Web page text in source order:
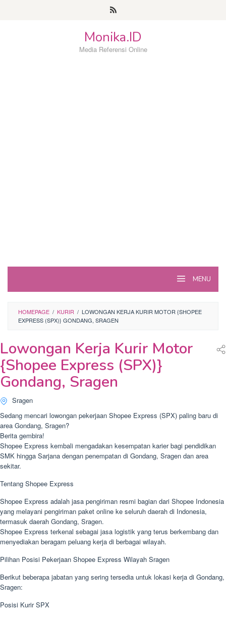
Monika.ID
Media Referensi Online
MENU
HOMEPAGE / KURIR / LOWONGAN KERJA KURIR MOTOR {SHOPEE
EXPRESS (SPX)} GONDANG, SRAGEN
Lowongan Kerja Kurir Motor
{Shopee Express (SPX)}
Gondang, Sragen
Sragen
Sedang mencari lowongan pekerjaan Shopee Express (SPX) paling baru di
area Gondang, Sragen?
Berita gembira!
Shopee Express kembali mengadakan kesempatan karier bagi pendidikan
SMK hingga Sarjana dengan penempatan di Gondang, Sragen dan area
sekitar.
Tentang Shopee Express
Shopee Express adalah jasa pengiriman resmi bagian dari Shopee Indonesia
yang melayani pengiriman paket online ke seluruh daerah di Indonesia,
termasuk daerah Gondang, Sragen.
Shopee Express terkenal sebagai jasa logistik yang terus berkembang dan
menyediakan beragam peluang kerja di berbagai wilayah.
Pilihan Posisi Pekerjaan Shopee Express Wilayah Sragen
Berikut beberapa jabatan yang sering tersedia untuk lokasi kerja di Gondang,
Sragen:
Posisi Kurir SPX